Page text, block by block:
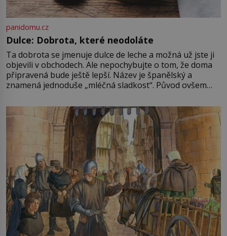
panidomu.cz
Dulce: Dobrota, které neodoláte
Ta dobrota se jmenuje dulce de leche a možná už jste ji
objevili v obchodech. Ale nepochybujte o tom, že doma
připravená bude ještě lepší. Název je španělský a
znamená jednoduše „mléčná sladkost“. Původ ovšem
pře hned několik latinskoamerických zemí a k tomu
Francie, kde se traduje,